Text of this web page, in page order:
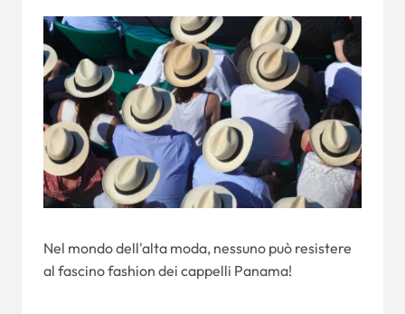
Nel mondo dell'alta moda, nessuno può resistere
al fascino fashion dei cappelli Panama!